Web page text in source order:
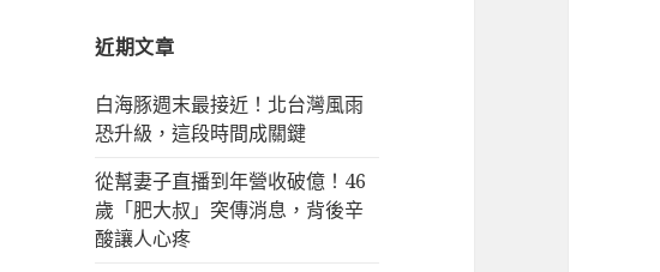
近期文章
白海豚週末最接近！北台灣風雨
恐升級，這段時間成關鍵
從幫妻子直播到年營收破億！46
歲「肥大叔」突傳消息，背後辛
酸讓人心疼